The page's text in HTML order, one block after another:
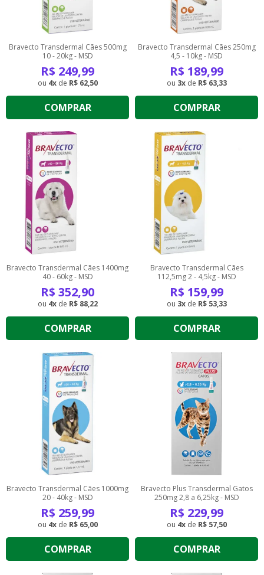
Bravecto Transdermal Cães 500mg
10 - 20kg - MSD
R$ 249,99
4 de R$ 62,50
COMPRAR
Bravecto Transdermal Cães 250mg
4,5 - 10kg - MSD
R$ 189,99
3 de R$ 63,33
COMPRAR
Bravecto Transdermal Cães 1400mg
40 - 60kg - MSD
R$ 352,90
4 de R$ 88,22
COMPRAR
Bravecto Transdermal Cães
112,5mg 2 - 4,5kg - MSD
R$ 159,99
3 de R$ 53,33
COMPRAR
Bravecto Transdermal Cães 1000mg
20 - 40kg - MSD
R$ 259,99
4 de R$ 65,00
COMPRAR
Bravecto Plus Transdermal Gatos
250mg 2,8 a 6,25kg - MSD
R$ 229,99
4 de R$ 57,50
COMPRAR